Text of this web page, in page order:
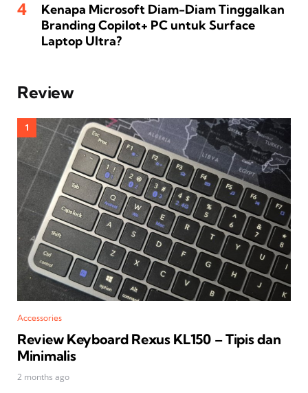
Kenapa Microsoft Diam-Diam Tinggalkan
Branding Copilot+ PC untuk Surface
Laptop Ultra?
Review
Accessories
Review Keyboard Rexus KL150 – Tipis dan
Minimalis
2 months ago